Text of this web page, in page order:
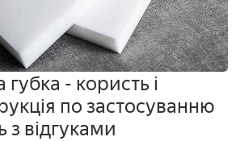
- користь і
по застосуванню
з відгуками